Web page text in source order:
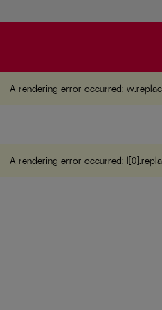
A rendering error occurred:
A rendering error occurred:
A rendering error occurred: